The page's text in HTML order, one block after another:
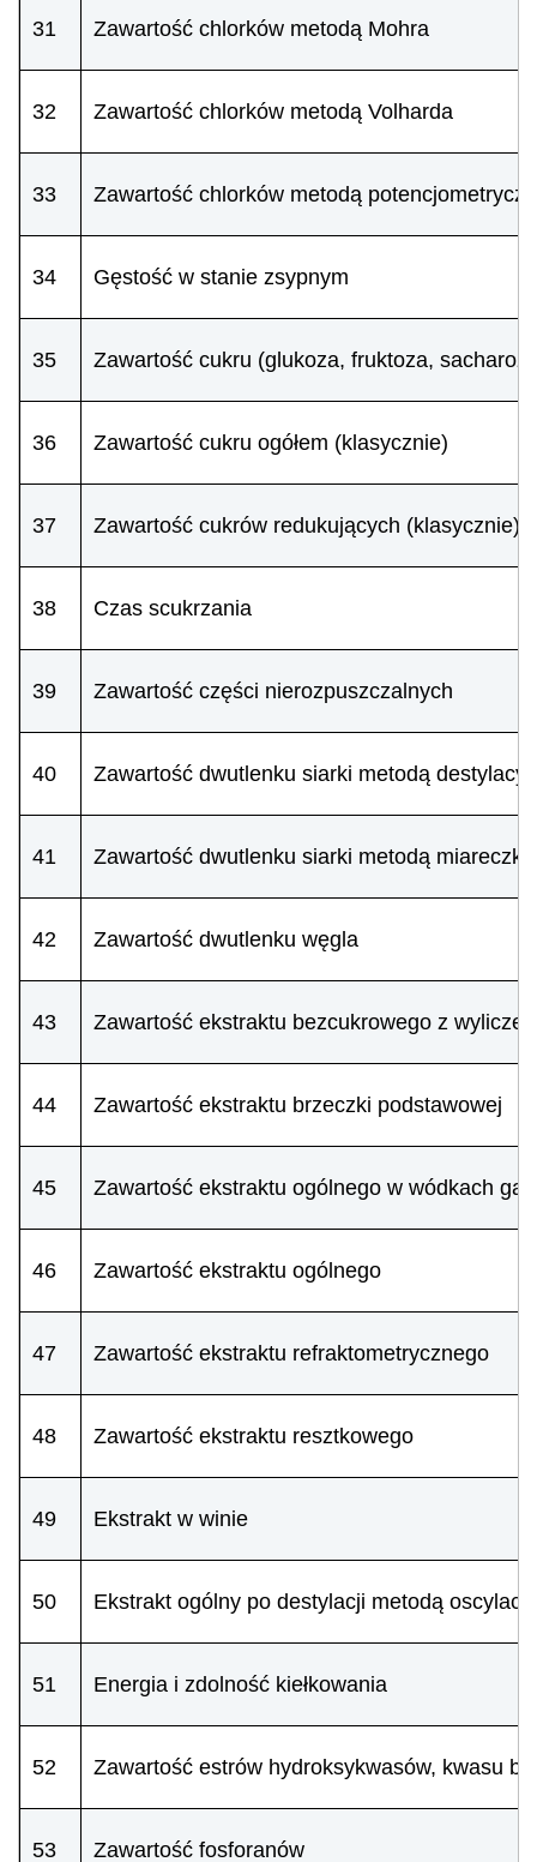
31 Zawartość chlorków metodą Mohra
32 Zawartość chlorków metodą Volharda
33 Zawartość chlorków metodą
34 Gęstość w stanie zsypnym
35 Zawartość cukru (glukoza, fruktoza,
36 Zawartość cukru ogółem (klasycznie)
37 Zawartość cukrów redukujących (klasycznie)
38 Czas scukrzania
39 Zawartość części nierozpuszczalnych
40 Zawartość dwutlenku siarki metodą
41 Zawartość dwutlenku siarki metodą
42 Zawartość dwutlenku węgla
43 Zawartość ekstraktu bezcukrowego z
44 Zawartość ekstraktu brzeczki podstawowej
45 Zawartość ekstraktu ogólnego w wódkach
46 Zawartość ekstraktu ogólnego
47 Zawartość ekstraktu refraktometrycznego
48 Zawartość ekstraktu resztkowego
49 Ekstrakt w winie
50 Ekstrakt ogólny po destylacji metodą
51 Energia i zdolność kiełkowania
52 Zawartość estrów hydroksykwasów, kwasu
53 Zawartość fosforanów